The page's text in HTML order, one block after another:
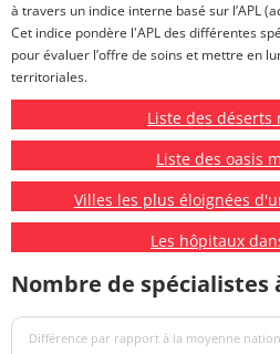
à travers un indice interne basé sur l’APL
Cet indice pondère l'APL des différentes
pour évaluer l’offre de soins et mettre en
territoriales.
Liste des déserts
Liste des oasis
Villes les plus éloignées
Les hôpitaux
Nombre de spécialistes
Différence par rapport à la moyenne